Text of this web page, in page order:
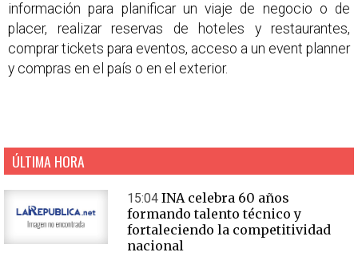
información para planificar un viaje de negocio o de
placer, realizar reservas de hoteles y restaurantes,
comprar tickets para eventos, acceso a un event planner
y compras en el país o en el exterior.
ÚLTIMA HORA
15:04 INA celebra 60 años
formando talento técnico y
fortaleciendo la competitividad
nacional